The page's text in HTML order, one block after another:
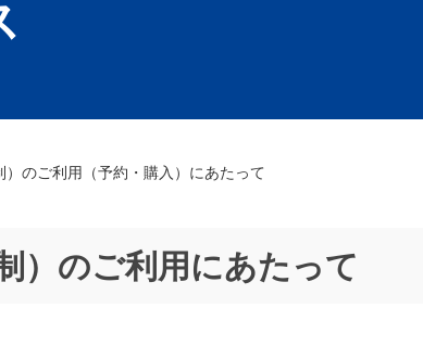
のりば案内
）のご利用（予約・購入）にあたって
）のご利用にあたって